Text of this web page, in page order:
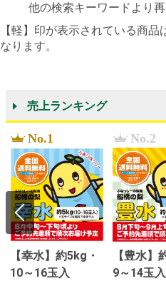
他の検索キーワードより
【軽】印が表示されている商
なります。
売上ランキング
No.1
【幸水】約5kg・
10～16玉入
No.2
【豊水】
9～14玉入